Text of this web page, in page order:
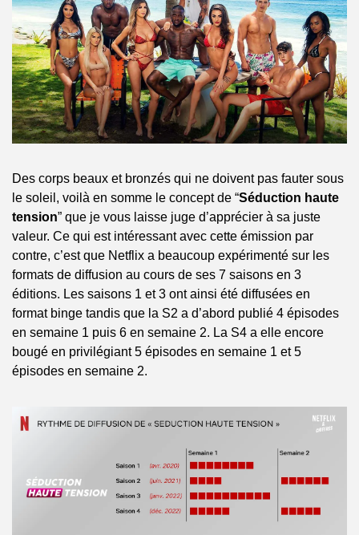
Des corps beaux et bronzés qui ne doivent pas fauter sous
le soleil, voilà en somme le concept de “Séduction haute
tension” que je vous laisse juge d’apprécier à sa juste
valeur. Ce qui est intéressant avec cette émission par
contre, c’est que Netflix a beaucoup expérimenté sur les
formats de diffusion au cours de ses 7 saisons en 3
éditions. Les saisons 1 et 3 ont ainsi été diffusées en
format binge tandis que la S2 a d’abord publié 4 épisodes
en semaine 1 puis 6 en semaine 2. La S4 a elle encore
bougé en privilégiant 5 épisodes en semaine 1 et 5
épisodes en semaine 2.